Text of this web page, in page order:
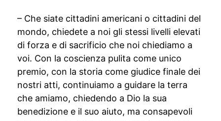
– Che siate cittadini americani o cittadini del
mondo, chiedete a noi gli stessi livelli elevati
di forza e di sacrificio che noi chiediamo a
voi. Con la coscienza pulita come unico
premio, con la storia come giudice finale dei
nostri atti, continuiamo a guidare la terra
che amiamo, chiedendo a Dio la sua
benedizione e il suo aiuto, ma consapevoli